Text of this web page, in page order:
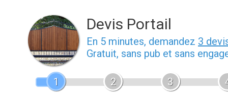
Devis Portail
En 5 minutes, demandez 3
Gratuit, sans pub et sans
1 2 3